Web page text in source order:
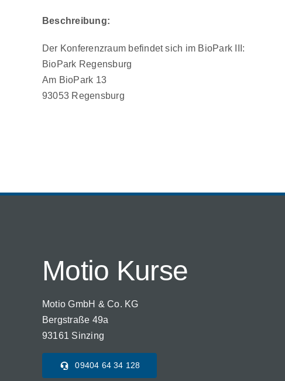
Beschreibung:
Der Konferenzraum befindet sich im BioPark III:
BioPark Regensburg
Am BioPark 13
93053 Regensburg
Motio Kurse
Motio GmbH & Co. KG
Bergstraße 49a
93161 Sinzing
09404 64 34 128